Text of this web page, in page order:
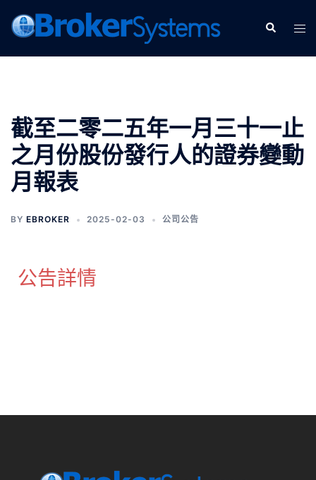
截至二零二五年一月三十一止
之月份股份發行人的證券變動
月報表
BY EBROKER 2025-02-03 公司公告
公告詳情